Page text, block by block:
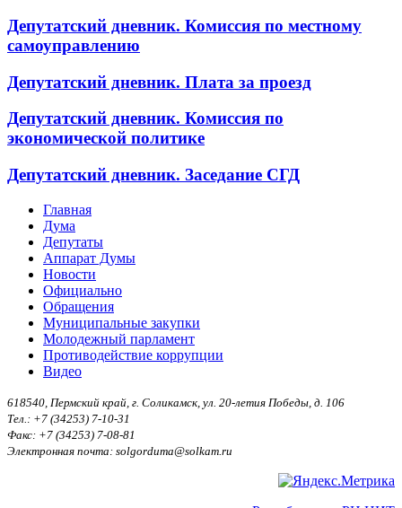
Депутатский дневник. Комиссия по местному
самоуправлению
Депутатский дневник. Плата за проезд
Депутатский дневник. Комиссия по
экономической политике
Депутатский дневник. Заседание СГД
Главная
Дума
Депутаты
Аппарат Думы
Новости
Официально
Обращения
Муниципальные закупки
Молодежный парламент
Противодействие коррупции
Видео
618540, Пермский край, г. Соликамск, ул. 20-летия Победы, д. 106
Тел.: +7 (34253) 7-10-31
Факс: +7 (34253) 7-08-81
Электронная почта: solgorduma@solkam.ru